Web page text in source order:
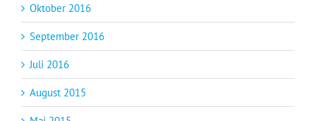
Oktober 2016
September 2016
Juli 2016
August 2015